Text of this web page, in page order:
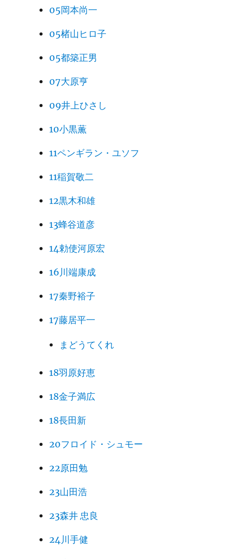
05岡本尚一
05楮山ヒロ子
05都築正男
07大原亨
09井上ひさし
10小黒薫
11ペンギラン・ユソフ
11稲賀敬二
12黒木和雄
13蜂谷道彦
14勅使河原宏
16川端康成
17秦野裕子
17藤居平一
まどうてくれ
18羽原好恵
18金子満広
18長田新
20フロイド・シュモー
22原田勉
23山田浩
23森井 忠良
24川手健